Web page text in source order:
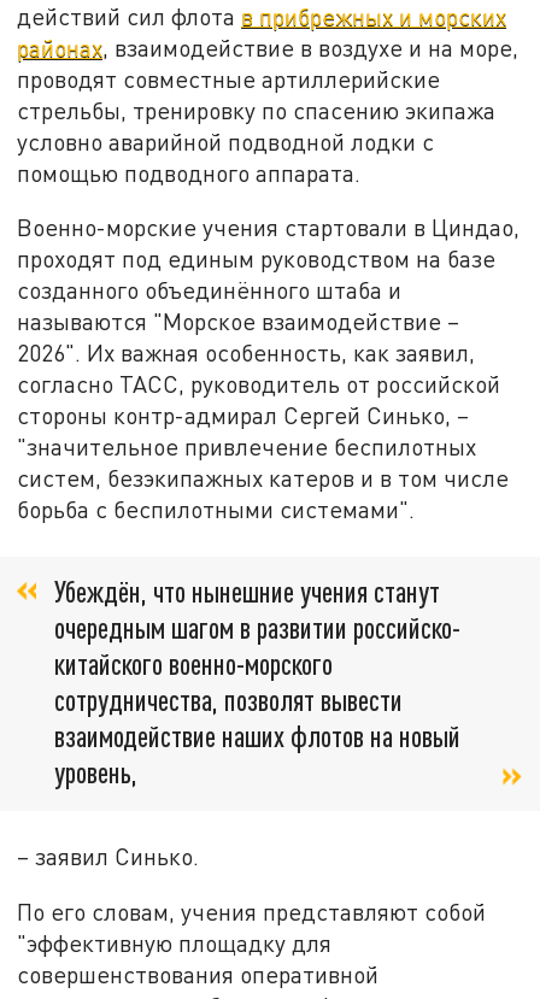
действий сил флота в прибрежных и морских
районах , взаимодействие в воздухе и на море,
проводят совместные артиллерийские
стрельбы, тренировку по спасению экипажа
условно аварийной подводной лодки с
помощью подводного аппарата.
Военно-морские учения стартовали в Циндао,
проходят под единым руководством на базе
созданного объединённого штаба и
называются "Морское взаимодействие –
2026". Их важная особенность, как заявил,
согласно ТАСС, руководитель от российской
стороны контр-адмирал Сергей Синько, –
"значительное привлечение беспилотных
систем, безэкипажных катеров и в том числе
борьба с беспилотными системами".
Убеждён, что нынешние учения станут
очередным шагом в развитии российско-
китайского военно-морского
сотрудничества, позволят вывести
взаимодействие наших флотов на новый
уровень,
– заявил Синько.
По его словам, учения представляют собой
"эффективную площадку для
совершенствования оперативной